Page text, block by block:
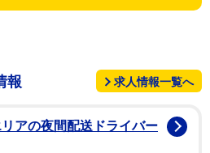
いた時期があることも明かし
、「この度無事に卒業するこ
通った東京藝大卒業を報告し
いて「演奏会が2回あって、1
報 求人情報一覧へ
アの夜間配送ドライバー